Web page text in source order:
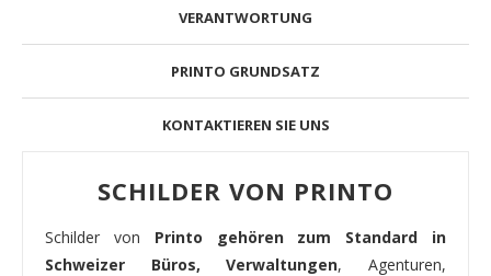
VERANTWORTUNG
PRINTO GRUNDSATZ
KONTAKTIEREN SIE UNS
SCHILDER VON PRINTO
Schilder von Printo gehören zum Standard in
Schweizer Büros, Verwaltungen, Agenturen,